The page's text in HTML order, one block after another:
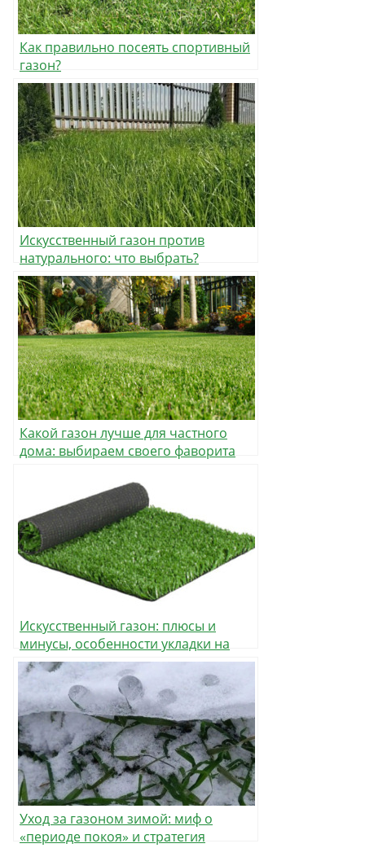
Как правильно посеять спортивный
газон?
Искусственный газон против
натурального: что выбрать?
Какой газон лучше для частного
дома: выбираем своего фаворита
Искусственный газон: плюсы и
минусы, особенности укладки на
участке
Уход за газоном зимой: миф о
«периоде покоя» и стратегия